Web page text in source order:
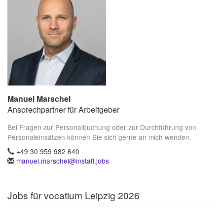
Manuel Marschel
Ansprechpartner für Arbeitgeber
Bei Fragen zur Personalbuchung oder zur Durchführung von
Personaleinsätzen können Sie sich gerne an mich wenden.
+49 30 959 982 640
manuel.marschel@instaff.jobs
Jobs für vocatium Leipzig 2026